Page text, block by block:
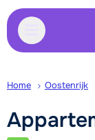
Home Oostenrijk